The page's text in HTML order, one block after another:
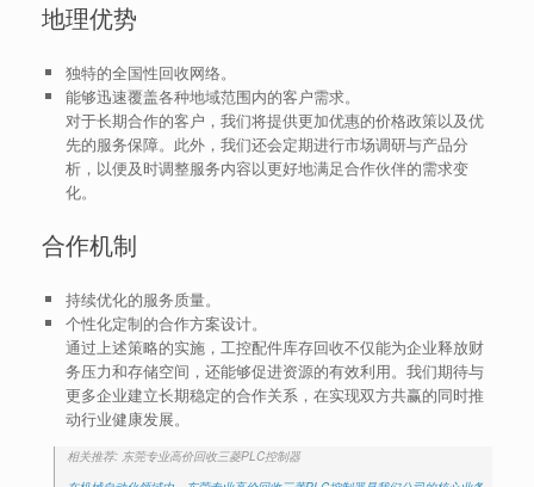
地理优势
独特的全国性回收网络。
能够迅速覆盖各种地域范围内的客户需求。
对于长期合作的客户，我们将提供更加优惠的价格政策以及优
先的服务保障。此外，我们还会定期进行市场调研与产品分
析，以便及时调整服务内容以更好地满足合作伙伴的需求变
化。
合作机制
持续优化的服务质量。
个性化定制的合作方案设计。
通过上述策略的实施，工控配件库存回收不仅能为企业释放财
务压力和存储空间，还能够促进资源的有效利用。我们期待与
更多企业建立长期稳定的合作关系，在实现双方共赢的同时推
动行业健康发展。
相关推荐: 东莞专业高价回收三菱PLC控制器